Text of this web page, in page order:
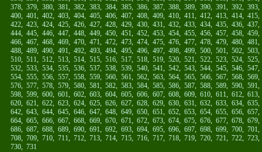
378, 379, 380, 381, 382, 383, 384, 385, 386, 387, 388, 389, 390, 391, 392, 393
400, 401, 402, 403, 404, 405, 406, 407, 408, 409, 410, 411, 412, 413, 414, 415
422, 423, 424, 425, 426, 427, 428, 429, 430, 431, 432, 433, 434, 435, 436, 437
444, 445, 446, 447, 448, 449, 450, 451, 452, 453, 454, 455, 456, 457, 458, 459
466, 467, 468, 469, 470, 471, 472, 473, 474, 475, 476, 477, 478, 479, 480, 481
488, 489, 490, 491, 492, 493, 494, 495, 496, 497, 498, 499, 500, 501, 502, 503
510, 511, 512, 513, 514, 515, 516, 517, 518, 519, 520, 521, 522, 523, 524, 525
532, 533, 534, 535, 536, 537, 538, 539, 540, 541, 542, 543, 544, 545, 546, 547
554, 555, 556, 557, 558, 559, 560, 561, 562, 563, 564, 565, 566, 567, 568, 569
576, 577, 578, 579, 580, 581, 582, 583, 584, 585, 586, 587, 588, 589, 590, 591
598, 599, 600, 601, 602, 603, 604, 605, 606, 607, 608, 609, 610, 611, 612, 613
620, 621, 622, 623, 624, 625, 626, 627, 628, 629, 630, 631, 632, 633, 634, 635
642, 643, 644, 645, 646, 647, 648, 649, 650, 651, 652, 653, 654, 655, 656, 657
664, 665, 666, 667, 668, 669, 670, 671, 672, 673, 674, 675, 676, 677, 678, 679
686, 687, 688, 689, 690, 691, 692, 693, 694, 695, 696, 697, 698, 699, 700, 701
708, 709, 710, 711, 712, 713, 714, 715, 716, 717, 718, 719, 720, 721, 722, 723
730, 731